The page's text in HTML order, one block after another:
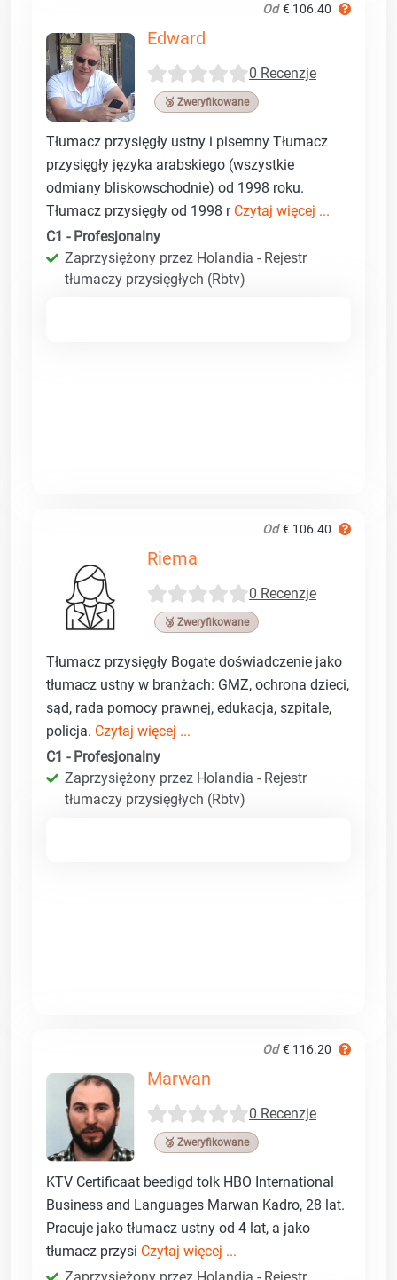
Od € 106.40
Edward
0 Recenzje
🥉 Zweryfikowane
Tłumacz przysięgły ustny i pisemny Tłumacz
przysięgły języka arabskiego (wszystkie
odmiany bliskowschodnie) od 1998 roku.
Tłumacz przysięgły od 1998 r Czytaj więcej ...
C1 - Profesjonalny
Zaprzysiężony przez Holandia - Rejestr
tłumaczy przysięgłych (Rbtv)
Od € 106.40
Riema
0 Recenzje
🥉 Zweryfikowane
Tłumacz przysięgły Bogate doświadczenie jako
tłumacz ustny w branżach: GMZ, ochrona dzieci,
sąd, rada pomocy prawnej, edukacja, szpitale,
policja. Czytaj więcej ...
C1 - Profesjonalny
Zaprzysiężony przez Holandia - Rejestr
tłumaczy przysięgłych (Rbtv)
Od € 116.20
Marwan
0 Recenzje
🥉 Zweryfikowane
KTV Certificaat beedigd tolk HBO International
Business and Languages Marwan Kadro, 28 lat.
Pracuje jako tłumacz ustny od 4 lat, a jako
tłumacz przysi Czytaj więcej ...